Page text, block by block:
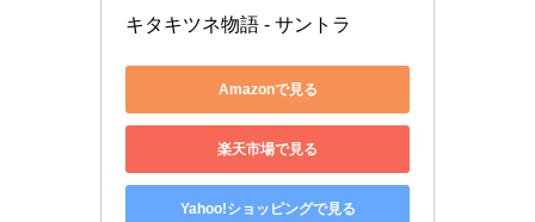
キタキツネ物語 - サントラ
Amazonで見る
楽天市場で見る
Yahoo!ショッピングで見る